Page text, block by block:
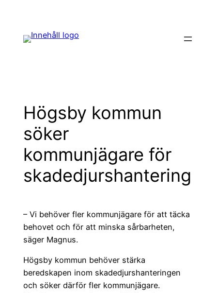
innehåll
Högsby kommun
söker
kommunjägare för
skadedjurshantering
– Vi behöver fler kommunjägare för att täcka
behovet och för att minska sårbarheten,
säger Magnus.
Högsby kommun behöver stärka
beredskapen inom skadedjurshanteringen
och söker därför fler kommunjägare.